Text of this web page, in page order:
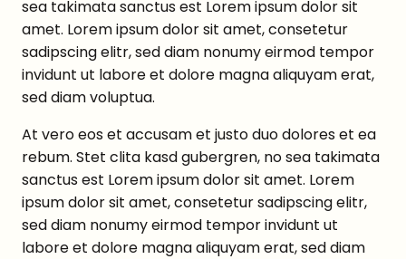
sea takimata sanctus est Lorem ipsum dolor sit
amet. Lorem ipsum dolor sit amet, consetetur
sadipscing elitr, sed diam nonumy eirmod tempor
invidunt ut labore et dolore magna aliquyam erat,
sed diam voluptua.
At vero eos et accusam et justo duo dolores et ea
rebum. Stet clita kasd gubergren, no sea takimata
sanctus est Lorem ipsum dolor sit amet. Lorem
ipsum dolor sit amet, consetetur sadipscing elitr,
sed diam nonumy eirmod tempor invidunt ut
labore et dolore magna aliquyam erat, sed diam